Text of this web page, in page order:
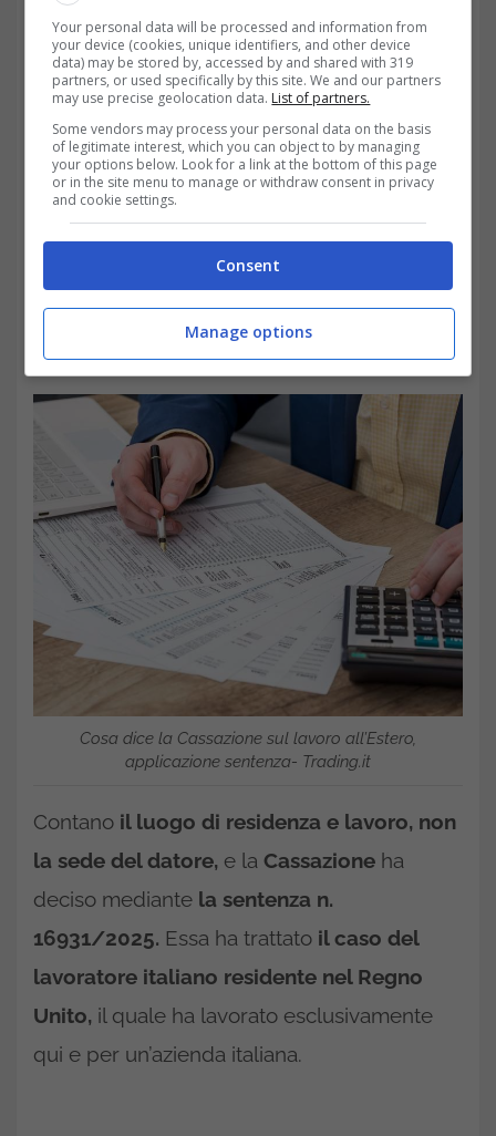
Estero ha il diritto di tassare il suo reddito! Di
seguitola pronuncia della Cassazione.
Cosa dice la Cassazione sul lavoro all’Estero,
applicazione sentenza- Trading.it
Contano il luogo di residenza e lavoro, non
la sede del datore, e la Cassazione ha
deciso mediante la sentenza n.
16931/2025. Essa ha trattato il caso del
lavoratore italiano residente nel Regno
Unito, il quale ha lavorato esclusivamente
qui e per un’azienda italiana.
Your personal data will be processed and information from
your device (cookies, unique identifiers, and other device
data) may be stored by, accessed by and shared with 319
partners, or used specifically by this site. We and our partners
may use precise geolocation data. List of partners.
Some vendors may process your personal data on the basis
of legitimate interest, which you can object to by managing
your options below. Look for a link at the bottom of this page
or in the site menu to manage or withdraw consent in privacy
and cookie settings.
Consent
Manage options